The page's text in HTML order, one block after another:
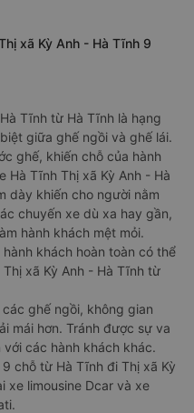
xã Kỳ Anh - Hà Tĩnh 9
Tĩnh từ Hà Tĩnh là hạng
giữa ghế ngồi và ghế lái.
ghế, khiến chỗ của hành
Hà Tĩnh Thị xã Kỳ Anh - Hà
dày khiến cho người nằm
chuyến xe dù xa hay gần,
hành khách mệt mỏi.
khách hoàn toàn có thể
xã Kỳ Anh - Hà Tĩnh từ
ghế ngồi, không gian
mái hơn. Tránh được sự va
các hành khách khác.
chỗ từ Hà Tĩnh đi Thị xã Kỳ
xe limousine Dcar và xe